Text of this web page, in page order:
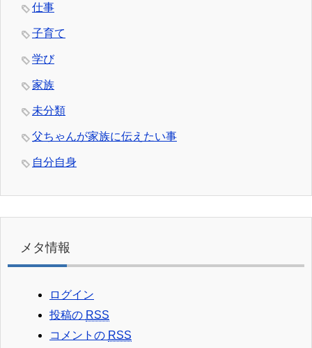
仕事
子育て
学び
家族
未分類
父ちゃんが家族に伝えたい事
自分自身
メタ情報
ログイン
投稿の RSS
コメントの RSS